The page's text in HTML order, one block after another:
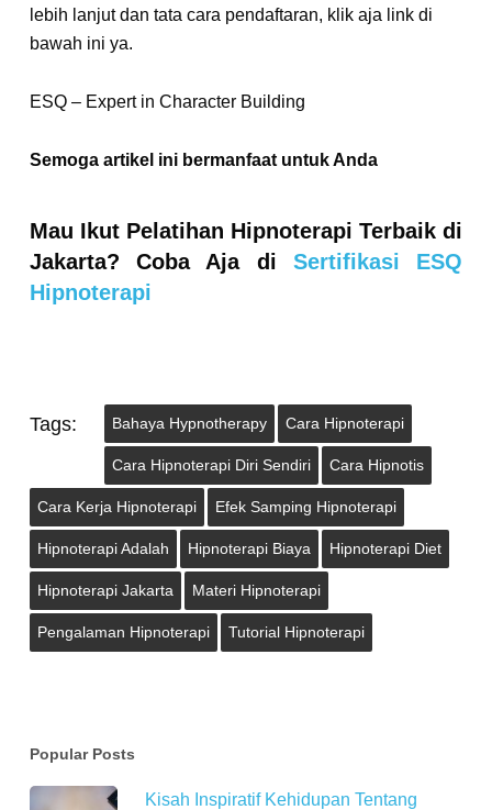
lebih lanjut dan tata cara pendaftaran, klik aja link di
bawah ini ya.
ESQ – Expert in Character Building
Semoga artikel ini bermanfaat untuk Anda
Mau Ikut Pelatihan Hipnoterapi Terbaik di
Jakarta? Coba Aja di Sertifikasi ESQ
Hipnoterapi
Tags: Bahaya Hypnotherapy Cara Hipnoterapi
Cara Hipnoterapi Diri Sendiri Cara Hipnotis
Cara Kerja Hipnoterapi Efek Samping Hipnoterapi
Hipnoterapi Adalah Hipnoterapi Biaya Hipnoterapi Diet
Hipnoterapi Jakarta Materi Hipnoterapi
Pengalaman Hipnoterapi Tutorial Hipnoterapi
Popular Posts
Kisah Inspiratif Kehidupan Tentang